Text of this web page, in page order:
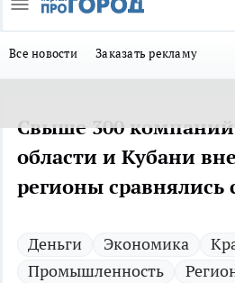
Все новости Заказать рекламу
Свыше 300 компаний
области и Кубани
регионы сравнялись
Деньги Экономика
Промышленность